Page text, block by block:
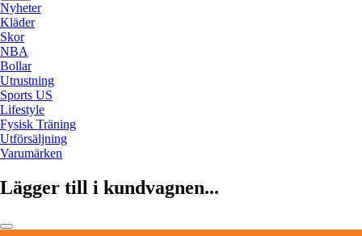
Nyheter
Kläder
Skor
NBA
Bollar
Utrustning
Sports US
Lifestyle
Fysisk Träning
Utförsäljning
Varumärken
Lägger till i kundvagnen...